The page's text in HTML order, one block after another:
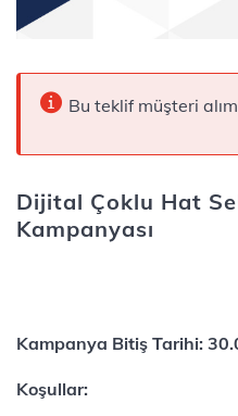
Bu teklif müşteri
Dijital Çoklu Hat
Kampanyası
Kampanya Bitiş Tarihi:
Koşullar:​